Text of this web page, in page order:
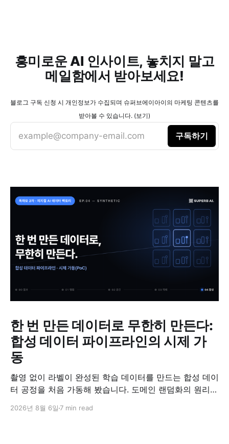
흥미로운 AI 인사이트, 놓치지 말고
메일함에서 받아보세요!
블로그 구독 신청 시 개인정보가 수집되며 슈퍼브에이아이의 마케팅 콘텐츠를
받아볼 수 있습니다. (보기)
example@company-email.com 구독하기
한 번 만든 데이터로 무한히 만든다:
합성 데이터 파이프라인의 시제 가
동
촬영 없이 라벨이 완성된 학습 데이터를 만드는 합성 데이
터 공정을 처음 가동해 봤습니다. 도메인 랜덤화의 원리와
리했습니다.
2026년 8월 6일 7 min read